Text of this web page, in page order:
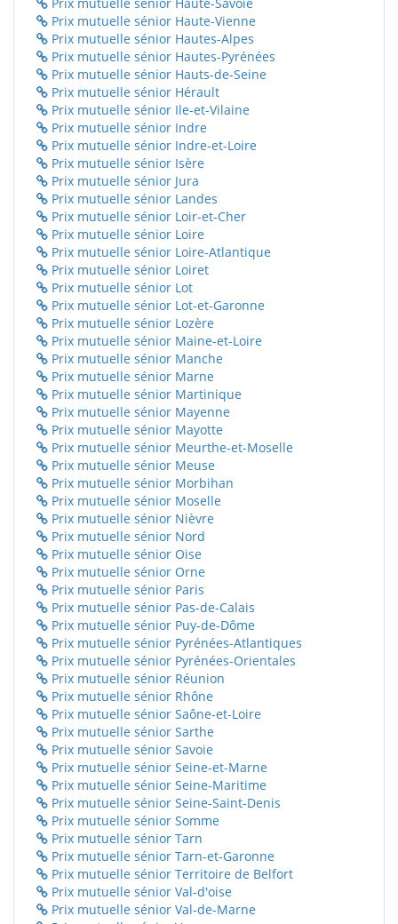
Prix mutuelle sénior Haute-Vienne
Prix mutuelle sénior Hautes-Alpes
Prix mutuelle sénior Hautes-Pyrénées
Prix mutuelle sénior Hauts-de-Seine
Prix mutuelle sénior Hérault
Prix mutuelle sénior Ile-et-Vilaine
Prix mutuelle sénior Indre
Prix mutuelle sénior Indre-et-Loire
Prix mutuelle sénior Isère
Prix mutuelle sénior Jura
Prix mutuelle sénior Landes
Prix mutuelle sénior Loir-et-Cher
Prix mutuelle sénior Loire
Prix mutuelle sénior Loire-Atlantique
Prix mutuelle sénior Loiret
Prix mutuelle sénior Lot
Prix mutuelle sénior Lot-et-Garonne
Prix mutuelle sénior Lozère
Prix mutuelle sénior Maine-et-Loire
Prix mutuelle sénior Manche
Prix mutuelle sénior Marne
Prix mutuelle sénior Martinique
Prix mutuelle sénior Mayenne
Prix mutuelle sénior Mayotte
Prix mutuelle sénior Meurthe-et-Moselle
Prix mutuelle sénior Meuse
Prix mutuelle sénior Morbihan
Prix mutuelle sénior Moselle
Prix mutuelle sénior Nièvre
Prix mutuelle sénior Nord
Prix mutuelle sénior Oise
Prix mutuelle sénior Orne
Prix mutuelle sénior Paris
Prix mutuelle sénior Pas-de-Calais
Prix mutuelle sénior Puy-de-Dôme
Prix mutuelle sénior Pyrénées-Atlantiques
Prix mutuelle sénior Pyrénées-Orientales
Prix mutuelle sénior Réunion
Prix mutuelle sénior Rhône
Prix mutuelle sénior Saône-et-Loire
Prix mutuelle sénior Sarthe
Prix mutuelle sénior Savoie
Prix mutuelle sénior Seine-et-Marne
Prix mutuelle sénior Seine-Maritime
Prix mutuelle sénior Seine-Saint-Denis
Prix mutuelle sénior Somme
Prix mutuelle sénior Tarn
Prix mutuelle sénior Tarn-et-Garonne
Prix mutuelle sénior Territoire de Belfort
Prix mutuelle sénior Val-d'oise
Prix mutuelle sénior Val-de-Marne